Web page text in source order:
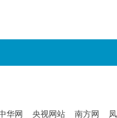
华网 央视网站 南方网